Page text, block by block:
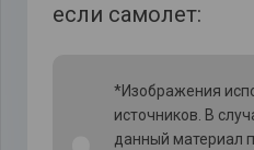
*Изображения
источников. В
данный материал